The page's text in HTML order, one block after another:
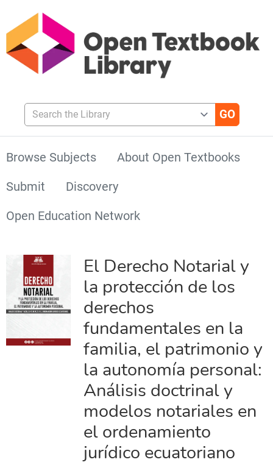
Search the Library
Browse Subjects
About Open Textbooks
Submit
Discovery
Open Education Network
El Derecho Notarial y
la protección de los
derechos
fundamentales en la
familia, el patrimonio y
la autonomía personal:
Análisis doctrinal y
modelos notariales en
el ordenamiento
jurídico ecuatoriano